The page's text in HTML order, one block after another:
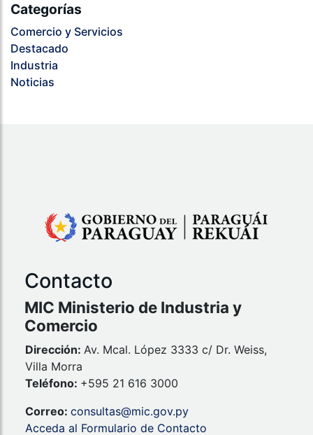
Categorías
Comercio y Servicios
Destacado
Industria
Noticias
Contacto
MIC Ministerio de Industria y
Comercio
Dirección: Av. Mcal. López 3333 c/ Dr. Weiss,
Villa Morra
Teléfono: +595 21 616 3000
Correo: consultas@mic.gov.py
Acceda al Formulario de Contacto